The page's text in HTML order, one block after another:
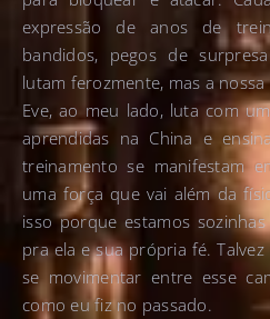
expressão de anos de
bandidos, pegos de
lutam ferozmente, mas a
Eve, ao meu lado, luta com
aprendidas na China e
treinamento se manifestam
uma força que vai além da
isso porque estamos
pra ela e sua própria fé.
se movimentar entre esse
como eu fiz no passado.